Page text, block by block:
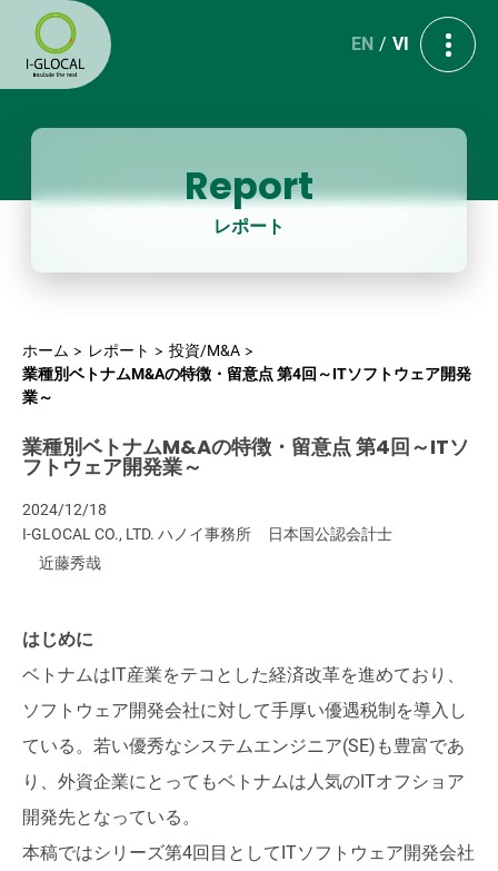
EN VI
Report
レポート
ホーム レポート
投資/M&A
業種別ベトナムM&Aの特徴・留意点 第4回～ITソフトウェア開発
業～
業種別ベトナムM&Aの特徴・留意点 第4回～ITソ
フトウェア開発業～
2024/12/18
I-GLOCAL CO., LTD. ハノイ事務所
日本国公認会計士
近藤秀哉
はじめに
ベトナムはIT産業をテコとした経済改革を進めており、
ソフトウェア開発会社に対して手厚い優遇税制を導入し
ている。若い優秀なシステムエンジニア(SE)も豊富であ
り、外資企業にとってもベトナムは人気のITオフショア
開発先となっている。
本稿ではシリーズ第4回目としてITソフトウェア開発会社